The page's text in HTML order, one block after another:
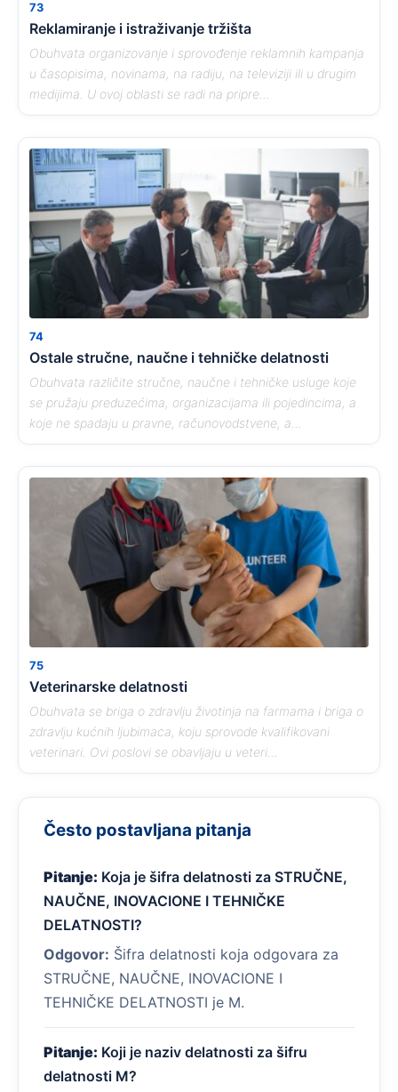
73
Reklamiranje i istraživanje tržišta
Obuhvata organizovanje i sprovođenje reklamnih kampanja
u časopisima, novinama, na radiju, na televiziji ili u drugim
medijima. U ovoj oblasti se radi na pripre...
74
Ostale stručne, naučne i tehničke delatnosti
Obuhvata različite stručne, naučne i tehničke usluge koje
se pružaju preduzećima, organizacijama ili pojedincima, a
koje ne spadaju u pravne, računovodstvene, a...
75
Veterinarske delatnosti
Obuhvata se briga o zdravlju životinja na farmama i briga o
zdravlju kućnih ljubimaca, koju sprovode kvalifikovani
veterinari. Ovi poslovi se obavljaju u veteri...
Često postavljana pitanja
Pitanje: Koja je šifra delatnosti za STRUČNE,
NAUČNE, INOVACIONE I TEHNIČKE
DELATNOSTI?
Odgovor: Šifra delatnosti koja odgovara za
STRUČNE, NAUČNE, INOVACIONE I
TEHNIČKE DELATNOSTI je M.
Pitanje: Koji je naziv delatnosti za šifru
delatnosti M?